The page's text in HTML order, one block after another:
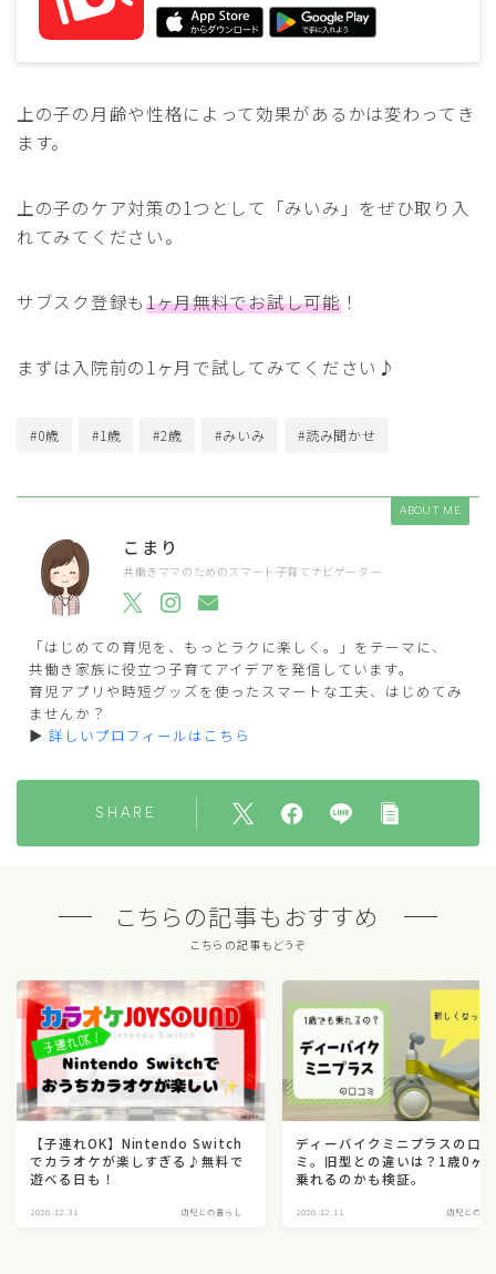
上の子の月齢や性格によって効果があるかは変わってき
ます。
上の子のケア対策の1つとして「みいみ」をぜひ取り入
れてみてください。
サブスク登録も1ヶ月無料でお試し可能！
まずは入院前の1ヶ月で試してみてください♪
#0歳 #1歳 #2歳 #みいみ #読み聞かせ
ABOUT ME
こまり
共働きママのためのスマート子育てナビゲーター
「はじめての育児を、もっとラクに楽しく。」をテーマに、
共働き家族に役立つ子育てアイデアを発信しています。
育児アプリや時短グッズを使ったスマートな工夫、はじめてみ
ませんか？
▶ 詳しいプロフィールはこちら
SHARE
こちらの記事もおすすめ
こちらの記事もどうぞ
【子連れOK】Nintendo Switch
でカラオケが楽しすぎる♪無料で
遊べる日も！
2020.12.31 幼児との暮らし
ディーバイクミニプラスの口コ
ミ。旧型との違いは？1歳0ヶ
乗れるのかも検証。
2020.12.11 幼児との暮